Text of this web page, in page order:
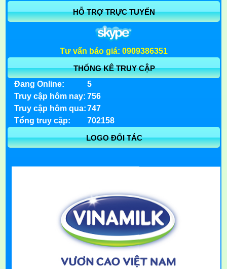
HỖ TRỢ TRỰC TUYẾN
Tư vấn báo giá: 0909386351
THỐNG KÊ TRUY CẬP
Đang Online:
5
Truy cập hôm nay: 756
Truy cập hôm qua: 747
Tổng truy cập:
702158
LOGO ĐỐI TÁC